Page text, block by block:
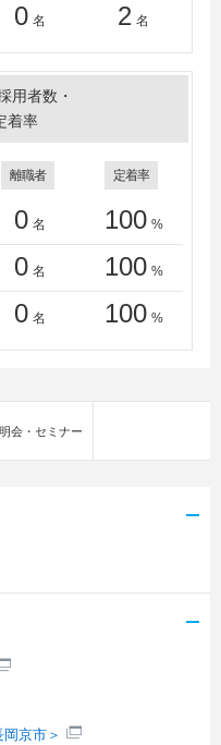
0 名 2 名
用者数・
着率
離職者 定着率
0 名 100 %
0 名 100 %
0 名 100 %
会・セミナー
京市＞